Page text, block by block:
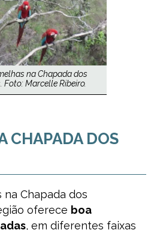
na Chapada dos
Foto: Marcelle Ribeiro.
CHAPADA DOS
Chapada dos
oferece boa
, em diferentes faixas